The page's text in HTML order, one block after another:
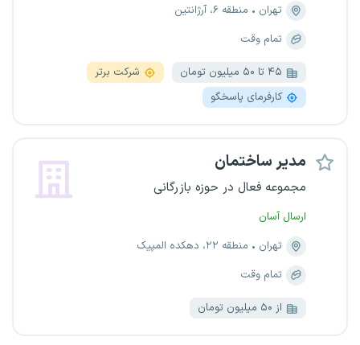
تهران
منطقه ۶، آرژانتین
تمام وقت
۴۵ تا ۵۰ میلیون تومان
شرکت برتر
کارفرمای پاسخگو
مدیر ساختمان
مجموعه فعال در حوزه بازرگانی
ارسال آسان
تهران
منطقه ۲۲، دهکده المپیک
تمام وقت
از ۵۰ میلیون تومان